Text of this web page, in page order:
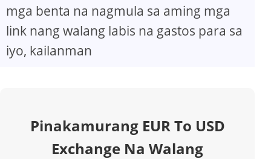
mga benta na nagmula sa aming mga
link nang walang labis na gastos para sa
iyo, kailanman
Pinakamurang EUR To USD
Exchange Na Walang